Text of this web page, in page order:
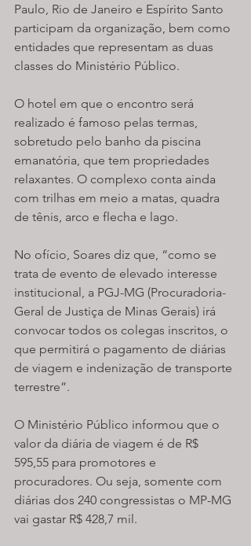
Paulo, Rio de Janeiro e Espírito Santo
participam da organização, bem como
entidades que representam as duas
classes do Ministério Público.
O hotel em que o encontro será
realizado é famoso pelas termas,
sobretudo pelo banho da piscina
emanatória, que tem propriedades
relaxantes. O complexo conta ainda
com trilhas em meio a matas, quadra
de tênis, arco e flecha e lago.
No ofício, Soares diz que, “como se
trata de evento de elevado interesse
institucional, a PGJ-MG (Procuradoria-
Geral de Justiça de Minas Gerais) irá
convocar todos os colegas inscritos, o
que permitirá o pagamento de diárias
de viagem e indenização de transporte
terrestre”.
O Ministério Público informou que o
valor da diária de viagem é de R$
595,55 para promotores e
procuradores. Ou seja, somente com
diárias dos 240 congressistas o MP-MG
vai gastar R$ 428,7 mil.